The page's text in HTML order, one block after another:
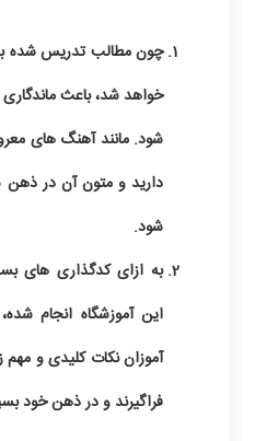
چون مطالب تدریس شده به
خواهد شد، باعث
شود. مانند آهنگ های
دارید و متون آن در ذهن
شود.
به ازای کدگذاری های
این آموزشگاه انجام
آموزان نکات کلیدی و مهم
فراگیرند و در ذهن خود